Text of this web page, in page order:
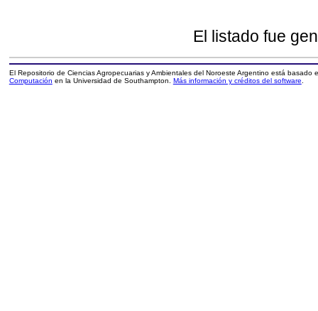
El listado fue
El Repositorio de Ciencias Agropecuarias y Ambientales del Noroeste Argentino está basado
Computación en la Universidad de Southampton. Más información y créditos del software